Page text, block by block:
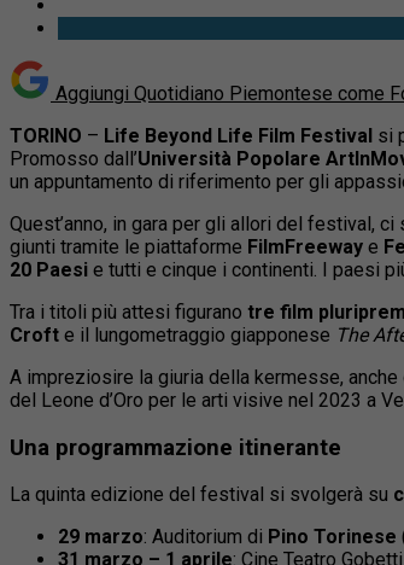
Aggiungi Quotidiano Piemontese come
TORINO – Life Beyond Life Film Festival si
Promosso dall’Università Popolare
un appuntamento di riferimento per gli
Quest’anno, in gara per gli allori del festival, ci
giunti tramite le piattaforme FilmFreeway e
20 Paesi e tutti e cinque i continenti. I paesi
Tra i titoli più attesi figurano tre film
Croft e il lungometraggio giapponese The
A impreziosire la giuria della kermesse,
del Leone d’Oro per le arti visive nel 2023 a
Una programmazione itinerante
La quinta edizione del festival si svolgerà su
29 marzo: Auditorium di Pino Torinese
31 marzo – 1 aprile: Cine Teatro